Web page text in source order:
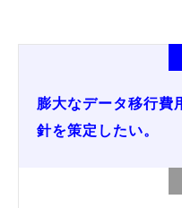
膨大なデータ移行費
針を策定したい。